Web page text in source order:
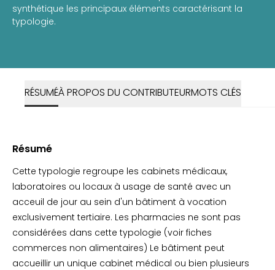
synthétique les principaux éléments caractérisant la
typologie.
RÉSUMÉÀ PROPOS DU CONTRIBUTEURMOTS CLÉS
Résumé
Cette typologie regroupe les cabinets médicaux,
laboratoires ou locaux à usage de santé avec un
acceuil de jour au sein d'un bâtiment à vocation
exclusivement tertiaire. Les pharmacies ne sont pas
considérées dans cette typologie (voir fiches
commerces non alimentaires) Le bâtiment peut
accueillir un unique cabinet médical ou bien plusieurs